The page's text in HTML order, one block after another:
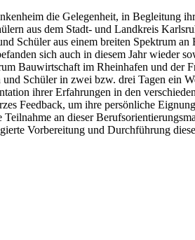
die Gelegenheit, in Begleitung
aus dem Stadt- und Landkreis
Schüler aus einem breiten Spektrum
sich auch in diesem Jahr
Bauwirtschaft im Rheinhafen und der
Schüler in zwei bzw. drei Tagen ein
ihrer Erfahrungen in den
Feedback, um ihre persönliche
an dieser
Vorbereitung und Durchführung